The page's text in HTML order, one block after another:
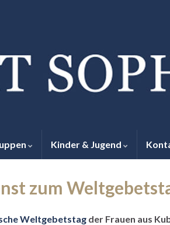
Kinder & Jugend
zum
Weltgebetstag der Frauen aus